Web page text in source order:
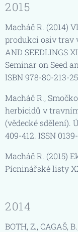
2015
Macháč R. (2014)
produkci osiv trav
AND SEEDLINGS
Seminar on Seed
ISBN 978-80-213-
Macháč R.,
herbicidů v
(vědecké sdělení).
409-412. ISSN
Macháč R. (2015)
Pícninářské listy
2014
BOTH, Z., CAGAŠ,